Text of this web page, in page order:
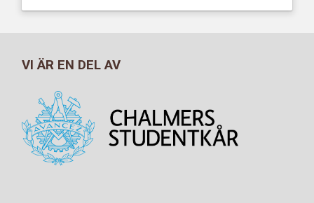
VI ÄR EN DEL AV